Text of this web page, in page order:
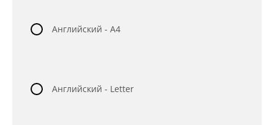
Английский - A4
Английский - Letter